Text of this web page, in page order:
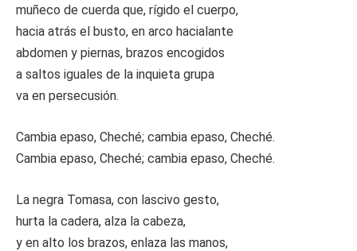
muñeco de cuerda que, rígido el cuerpo,
hacia atrás el busto, en arco hacialante
abdomen y piernas, brazos encogidos
a saltos iguales de la inquieta grupa
va en persecusión.
Cambia epaso, Cheché; cambia epaso, Cheché.
Cambia epaso, Cheché; cambia epaso, Cheché.
La negra Tomasa, con lascivo gesto,
hurta la cadera, alza la cabeza,
y en alto los brazos, enlaza las manos,